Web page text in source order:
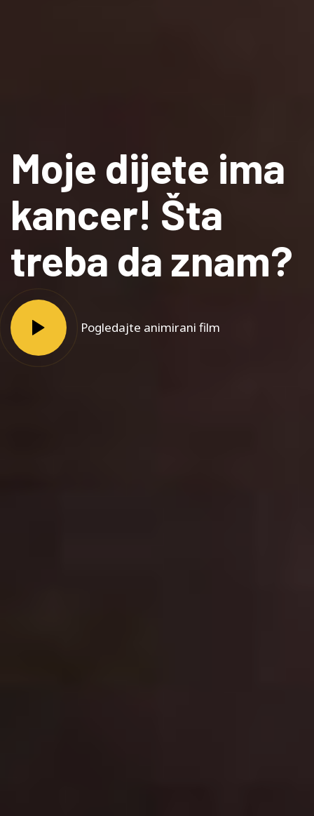
Moje dijete ima
kancer! Šta
treba da znam?
Pogledajte animirani film